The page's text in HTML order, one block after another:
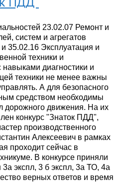
23.02.07 Ремонт и
систем и агрегатов
35.02.16 Эксплуатация и
техники и
диагностики и
техники не менее важны
А для безопасного
средством необходимы
дорожного движения. На их
конкурс "Знаток ПДД",
производственного
Алексеевич в рамках
проходит сейчас в
В конкурсе приняли
3а экспл, 3 б экспл, 3а ТО, 4а
верных ответов и время